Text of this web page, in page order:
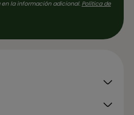
la información adicional. Política de